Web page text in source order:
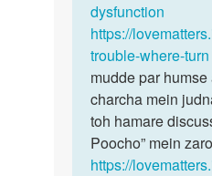
dysfunction
https://
trouble-where-turn
mudde par humse
charcha mein
toh hamare
Poocho” mein
https://